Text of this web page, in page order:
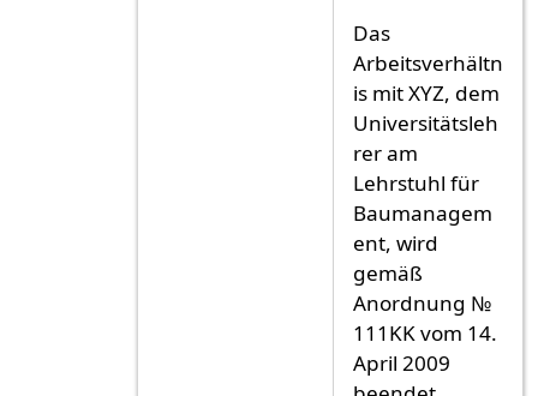
Das
Arbeitsverhältn
is mit XYZ, dem
Universitätsleh
rer am
Lehrstuhl für
Baumanagem
ent, wird
gemäß
Anordnung №
111KK vom 14.
April 2009